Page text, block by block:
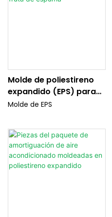
Molde de poliestireno
expandido (EPS) para
caja de fruta de
Molde de EPS